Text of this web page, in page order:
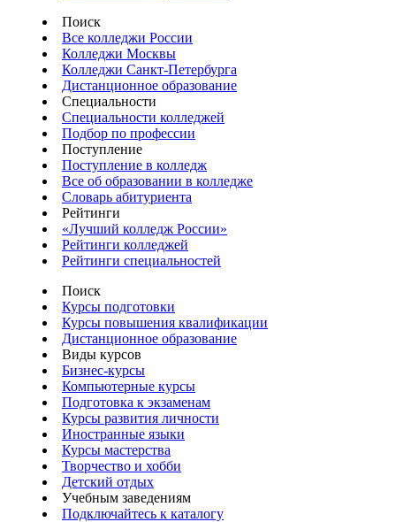
Поиск
Все колледжи России
Колледжи Москвы
Колледжи Санкт-Петербурга
Дистанционное образование
Специальности
Специальности колледжей
Подбор по профессии
Поступление
Поступление в колледж
Все об образовании в колледже
Словарь абитуриента
Рейтинги
«Лучший колледж России»
Рейтинги колледжей
Рейтинги специальностей
Поиск
Курсы подготовки
Курсы повышения квалификации
Дистанционное образование
Виды курсов
Бизнес-курсы
Компьютерные курсы
Подготовка к экзаменам
Курсы развития личности
Иностранные языки
Курсы мастерства
Творчество и хобби
Детский отдых
Учебным заведениям
Подключайтесь к каталогу